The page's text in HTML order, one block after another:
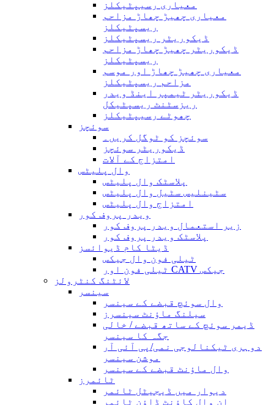
معیاری رسیپٹیکلز
معیاری چھیڑ چھاڑ مزاحم
ریسپٹیکلز
ڈیکوریٹر ریسپٹیکلز
ڈیکوریٹر چھیڑ چھاڑ مزاحم
ریسپٹیکلز
معیاری چھیڑ چھاڑ اور موسم
مزاحم ریسپٹیکلز
ڈیکوریٹر ٹیمپر اینڈ ویدر
ریزسٹنٹ ریسپٹیکل
چھوٹے رسیپٹیکلز
سوئچز
سوئچز کو ٹوگل کریں۔
ڈیکوریٹر سوئچز
امتزاج کے آلات
وال پلیٹس
پلاسٹک وال پلیٹس
سٹینلیس سٹیل وال پلیٹس
امتزاج وال پلیٹس
ویدر پروف کور
زیر استعمال ویدر پروف کور
پلاسٹک ویدر پروف کور
ڈیٹا کام ڈیوائسز
ٹیلی فون وال جیکس
ٹیلی فون اور CATV جیکس
لائٹنگ کنٹرولز
سینسر
وال سوئچ قبضے کے سینسر
سیلنگ ماؤنٹ سینسرز
ڈیمر سوئچ کے ساتھ قبضے / خالی
جگہ کا سینسر
دوہری ٹیکنالوجی نمی/پی آئی آر
موشن سینسر
وال ماؤنٹ قبضے کے سینسر
ٹائمرز
دیوار میں ڈیجیٹل ٹائمر
ان وال کاؤنٹ ڈاؤن ٹائمر